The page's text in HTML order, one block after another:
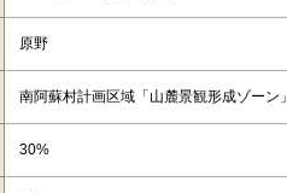
原野
南阿蘇村計画区域「山麓景観形成ゾーン」
30%